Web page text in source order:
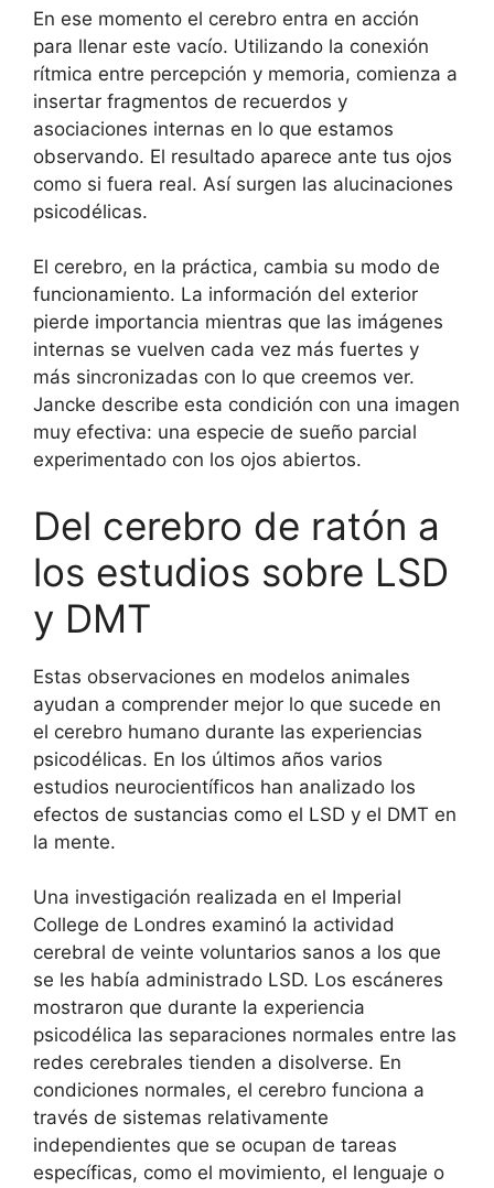
En ese momento el cerebro entra en acción
para llenar este vacío. Utilizando la conexión
rítmica entre percepción y memoria, comienza a
insertar fragmentos de recuerdos y
asociaciones internas en lo que estamos
observando. El resultado aparece ante tus ojos
como si fuera real. Así surgen las alucinaciones
psicodélicas.
El cerebro, en la práctica, cambia su modo de
funcionamiento. La información del exterior
pierde importancia mientras que las imágenes
internas se vuelven cada vez más fuertes y
más sincronizadas con lo que creemos ver.
Jancke describe esta condición con una imagen
muy efectiva: una especie de sueño parcial
experimentado con los ojos abiertos.
Del cerebro de ratón a
los estudios sobre LSD
y DMT
Estas observaciones en modelos animales
ayudan a comprender mejor lo que sucede en
el cerebro humano durante las experiencias
psicodélicas. En los últimos años varios
estudios neurocientíficos han analizado los
efectos de sustancias como el LSD y el DMT en
la mente.
Una investigación realizada en el Imperial
College de Londres examinó la actividad
cerebral de veinte voluntarios sanos a los que
se les había administrado LSD. Los escáneres
mostraron que durante la experiencia
psicodélica las separaciones normales entre las
redes cerebrales tienden a disolverse. En
condiciones normales, el cerebro funciona a
través de sistemas relativamente
independientes que se ocupan de tareas
específicas, como el movimiento, el lenguaje o